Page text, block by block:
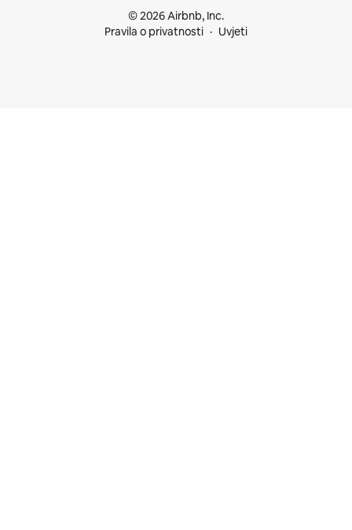
© 2026 Airbnb, Inc.
Pravila o privatnosti
Uvjeti